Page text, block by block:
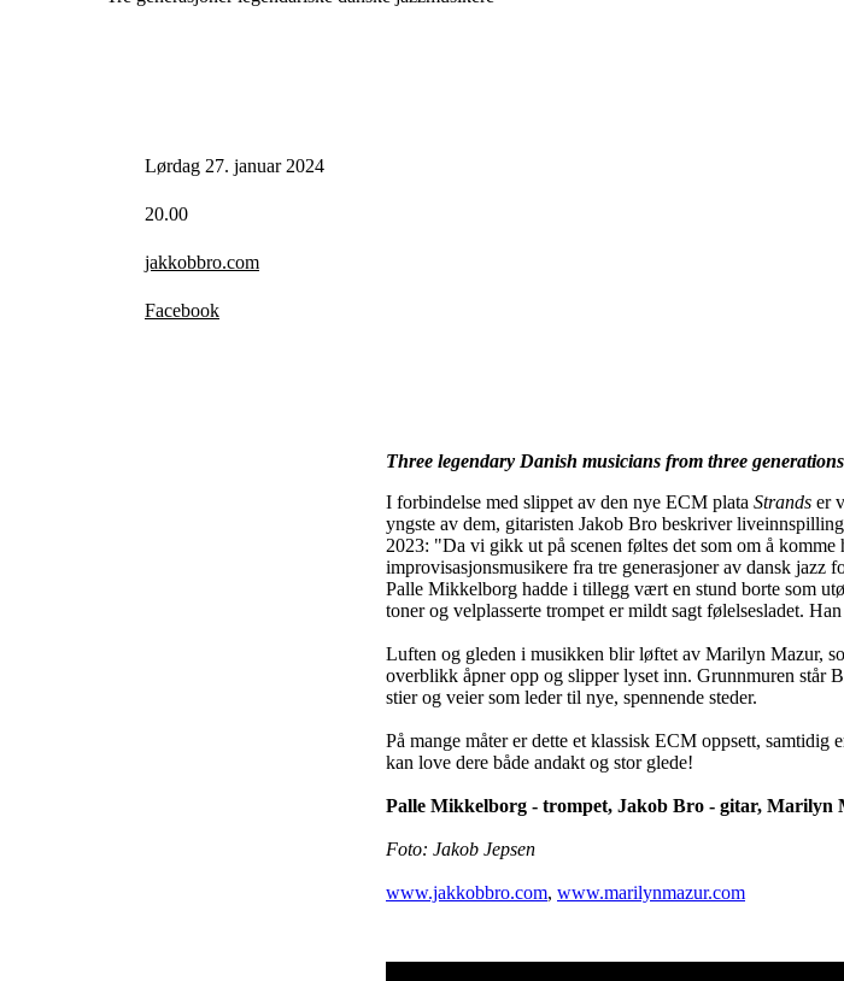
Lørdag 27. januar 2024
20.00
jakkobbro.com
Facebook
Three legendary Danish musicians from three
I forbindelse med slippet av den nye ECM plata Strands er
yngste av dem, gitaristen Jakob Bro beskriver
2023: "Da vi gikk ut på scenen føltes det som om å komme
improvisasjonsmusikere fra tre generasjoner av dansk jazz
Palle Mikkelborg hadde i tillegg vært en stund borte som
toner og velplasserte trompet er mildt sagt følelsesladet.
Luften og gleden i musikken blir løftet av Marilyn Mazur,
overblikk åpner opp og slipper lyset inn. Grunnmuren står
stier og veier som leder til nye, spennende steder.
På mange måter er dette et klassisk ECM oppsett, samtidig
kan love dere både andakt og stor glede!
Palle Mikkelborg - trompet, Jakob Bro - gitar, Marilyn
Foto: Jakob Jepsen
www.jakkobbro.com, www.marilynmazur.com